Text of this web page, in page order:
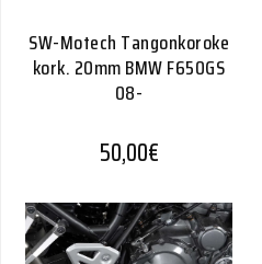
SW-Motech Tangonkoroke
kork. 20mm BMW F650GS
08-
50,00€